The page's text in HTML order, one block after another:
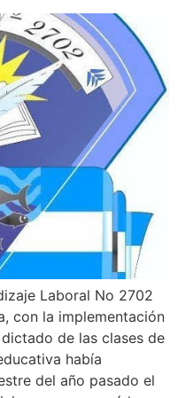
Laboral No 2702
con la implementación
de las clases de
había
del año pasado el